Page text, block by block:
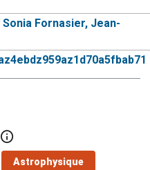
Sonia Fornasier, Jean-
Astrophysique